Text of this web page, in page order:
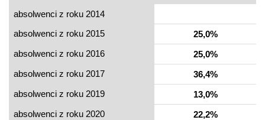
absolwenci z roku 2014
absolwenci z roku 2015
25,0%
absolwenci z roku 2016
25,0%
absolwenci z roku 2017
36,4%
absolwenci z roku 2019
13,0%
absolwenci z roku 2020
22,2%